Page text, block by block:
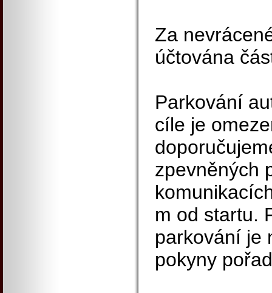
Za
účtována
Parkování
cíle je
zpevněných
m od startu.
parkování je
pokyny